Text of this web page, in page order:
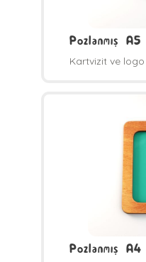
Pozlanmış
Kartvizit ve
Pozlanmış